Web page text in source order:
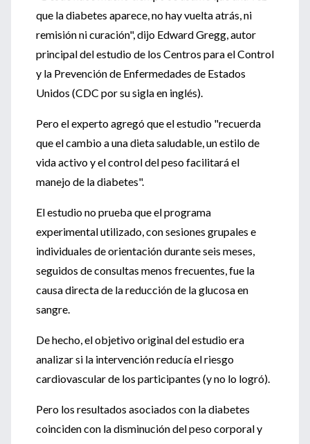
que la diabetes aparece, no hay vuelta atrás, ni
remisión ni curación", dijo Edward Gregg, autor
principal del estudio de los Centros para el Control
y la Prevención de Enfermedades de Estados
Unidos (CDC por su sigla en inglés).
Pero el experto agregó que el estudio "recuerda
que el cambio a una dieta saludable, un estilo de
vida activo y el control del peso facilitará el
manejo de la diabetes".
El estudio no prueba que el programa
experimental utilizado, con sesiones grupales e
individuales de orientación durante seis meses,
seguidos de consultas menos frecuentes, fue la
causa directa de la reducción de la glucosa en
sangre.
De hecho, el objetivo original del estudio era
analizar si la intervención reducía el riesgo
cardiovascular de los participantes (y no lo logró).
Pero los resultados asociados con la diabetes
coinciden con la disminución del peso corporal y